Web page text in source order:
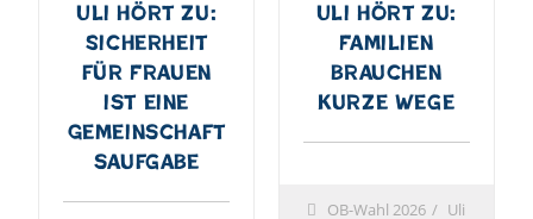
Uli hört zu:
Sicherheit
für Frauen
ist eine
Gemeinschaft
saufgabe
Uli hört zu:
Familien
brauchen
kurze Wege
OB-Wahl 2026
Uli